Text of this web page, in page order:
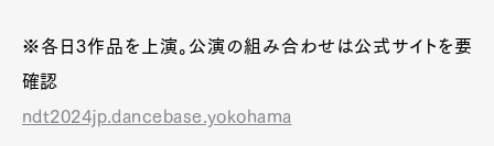
Product Culture Lifestyle
※各日3作品を上演。公演の組み合わせは公式サイトを要
確認
ndt2024jp.dancebase.yokohama